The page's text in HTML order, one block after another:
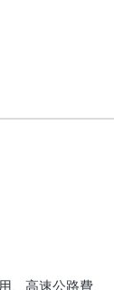
、高速公路費